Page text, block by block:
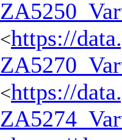
<https://
<https://